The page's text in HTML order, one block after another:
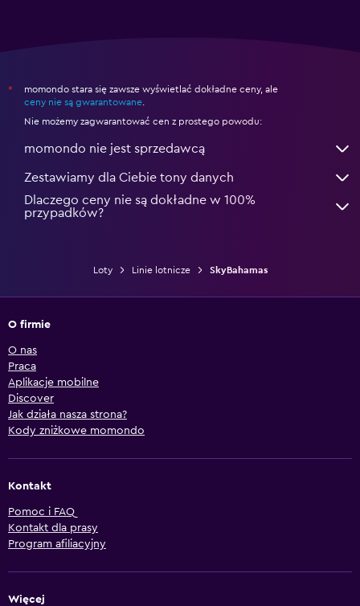
*
momondo stara się zawsze wyświetlać dokładne ceny, ale
ceny nie są gwarantowane
Nie możemy zagwarantować cen z prostego powodu:
momondo nie jest sprzedawcą
Zestawiamy dla Ciebie tony danych
Dlaczego ceny nie są dokładne w 100%
przypadków?
Loty Linie lotnicze SkyBahamas
O firmie
O nas
Praca
Aplikacje mobilne
Discover
Jak działa nasza strona?
Kody zniżkowe momondo
Kontakt
Pomoc i FAQ
Kontakt dla prasy
Program afiliacyjny
Więcej